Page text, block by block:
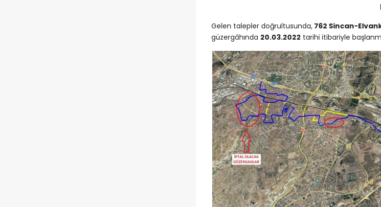
Gelen talepler doğrultusunda, 762 Sincan-
güzergâhında 20.03.2022 tarihi itibariyle